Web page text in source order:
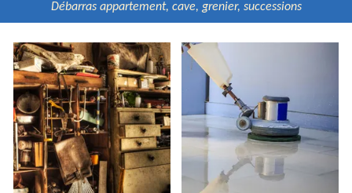
Débarras appartement, cave, grenier, successions